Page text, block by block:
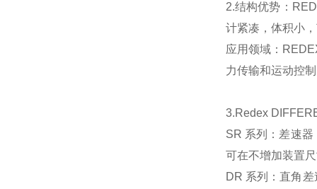
2.结构优势：
计紧凑，体积小
应用领域：
力传输和运动控
3.Redex
SR 系列：差速
可在不增加装置
DR 系列：直角